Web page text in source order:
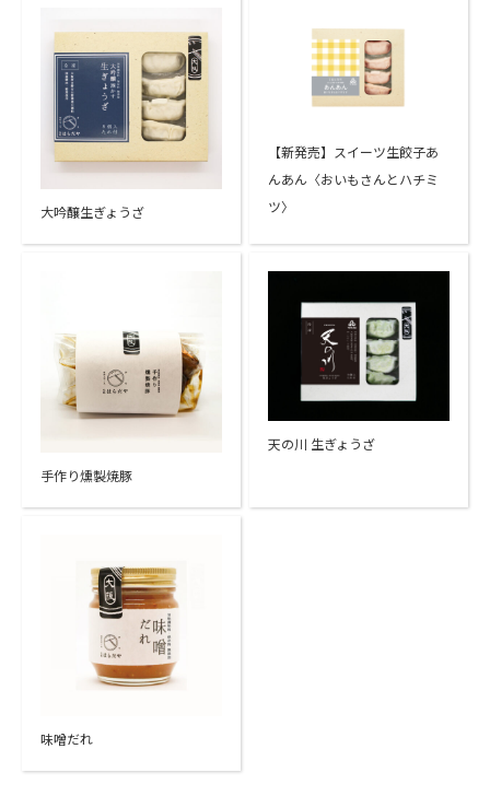
大吟醸生ぎょうざ
【新発売】スイーツ生餃子あ
んあん〈おいもさんとハチミ
ツ〉
手作り燻製焼豚
天の川 生ぎょうざ
味噌だれ